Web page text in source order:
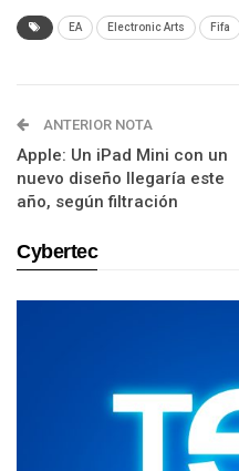
EA Electronic Arts Fifa
ANTERIOR NOTA
Apple: Un iPad Mini con un
nuevo diseño llegaría este
año, según filtración
Cybertec